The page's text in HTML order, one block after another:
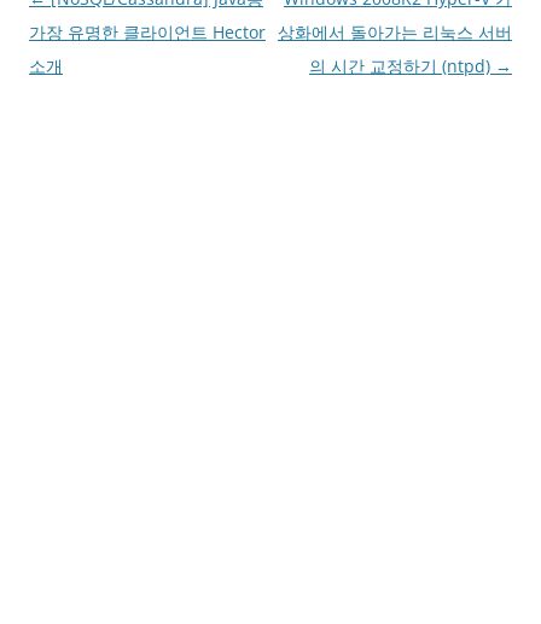
navigation
가장 유명한 클라이언트 Hector
소개
상화에서 돌아가는 리눅스 서버
의 시간 교정하기 (ntpd) →